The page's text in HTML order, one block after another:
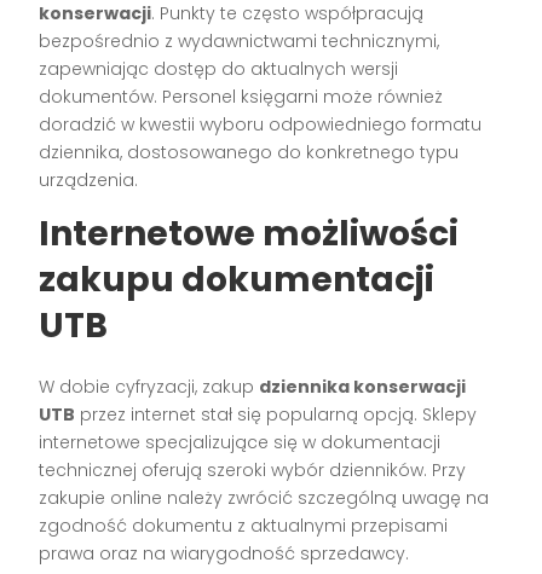
konserwacji. Punkty te często współpracują
bezpośrednio z wydawnictwami technicznymi,
zapewniając dostęp do aktualnych wersji
dokumentów. Personel księgarni może również
doradzić w kwestii wyboru odpowiedniego formatu
dziennika, dostosowanego do konkretnego typu
urządzenia.
Internetowe możliwości
zakupu dokumentacji
UTB
W dobie cyfryzacji, zakup dziennika konserwacji
UTB przez internet stał się popularną opcją. Sklepy
internetowe specjalizujące się w dokumentacji
technicznej oferują szeroki wybór dzienników. Przy
zakupie online należy zwrócić szczególną uwagę na
zgodność dokumentu z aktualnymi przepisami
prawa oraz na wiarygodność sprzedawcy.